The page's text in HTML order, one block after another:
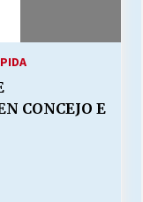
CONCEJO E